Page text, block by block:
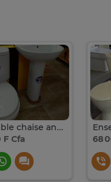
Ensemble chaise anglaise et Lavabo complet
Cfa
68